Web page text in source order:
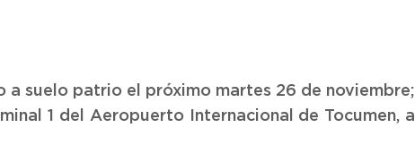
a suelo patrio el próximo martes 26 de noviembre;
1 del Aeropuerto Internacional de Tocumen, a